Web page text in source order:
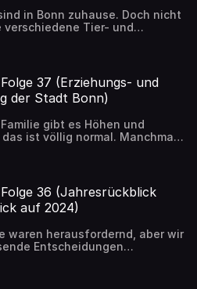
in Bonn zuhause. Doch nicht
verschiedene Tier- und
wohl. Sie bewohnen die
sie leben auch dort, wo wir
unter uns. Die Mitarbeitenden
Stadtgrün entwerfen derzeit
der Arten zu bewahren.
der Bundesstadt und David
und Stadtgrün, mit
Bonner Baumbeeten helfen
37 (Erziehungs- und
der Stadt Bonn)
gibt es Höhen und
ist völlig normal. Manchmal
auch über den Kopf. In
Erziehungs- und
Kindern und Jugendlichen
rund um Familie und
in dieser Folge Jutta Bennecke
und Familienberatungsstelle.
36 (Jahresrückblick
auf 2024)
waren herausfordernd, aber wir
Entscheidungen
Katja Dörner im
Welche Entscheidungen das